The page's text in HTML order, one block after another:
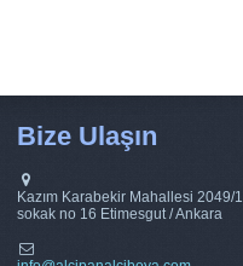
Bize Ulaşın
Kazım Karabekir Mahallesi 2049/1
sokak no 16 Etimesgut / Ankara